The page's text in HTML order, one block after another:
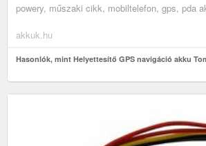
powery, műszaki cikk, mobiltelefon, gps, pda
akkuk.hu
Hasonlók, mint Helyettesítő GPS navigáció akku